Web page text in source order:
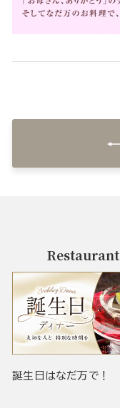
Restaurant
誕生日はなだ万で！